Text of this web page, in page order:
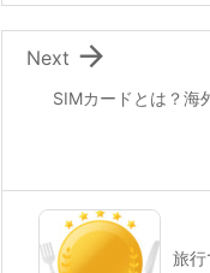
SIMカードとは？海

Next
旅行